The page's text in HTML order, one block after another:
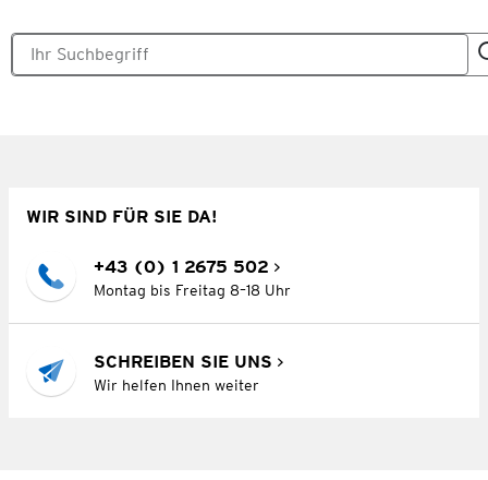
WIR SIND FÜR SIE DA!
+43 (0) 1 2675 502
Montag bis Freitag 8–18 Uhr
SCHREIBEN SIE UNS
Wir helfen Ihnen weiter